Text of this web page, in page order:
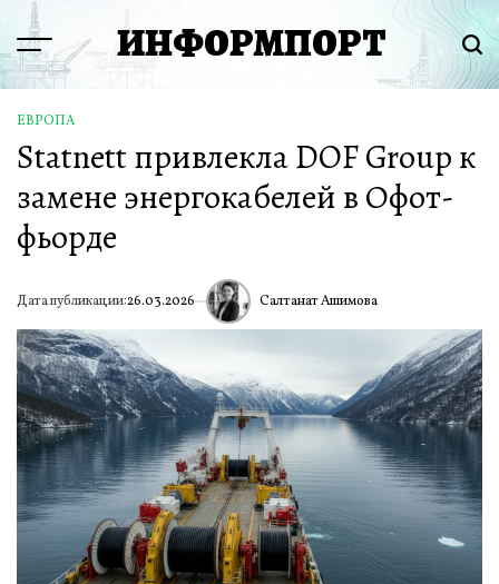
Перейти
содержимому
Menu ИНФОРМПОРТ
ОПУБЛИКОВАНО
В
ЕВРОПА
Statnett привлекла DOF Group к
замене энергокабелей в Офот-
фьорде
Дата публикации:26.03.2026 ИА Салтанат Ашимова